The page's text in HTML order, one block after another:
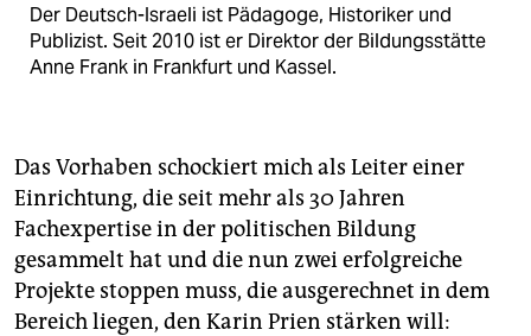
Der Deutsch-Israeli ist Pädagoge, Historiker und
Publizist. Seit 2010 ist er Direktor der Bildungsstätte
Anne Frank in Frankfurt und Kassel.
Das Vorhaben schockiert mich als Leiter einer
Einrichtung, die seit mehr als 30 Jahren
Fachexpertise in der politischen Bildung
gesammelt hat und die nun zwei erfolgreiche
Projekte stoppen muss, die ausgerechnet in dem
Bereich liegen, den Karin Prien stärken will: